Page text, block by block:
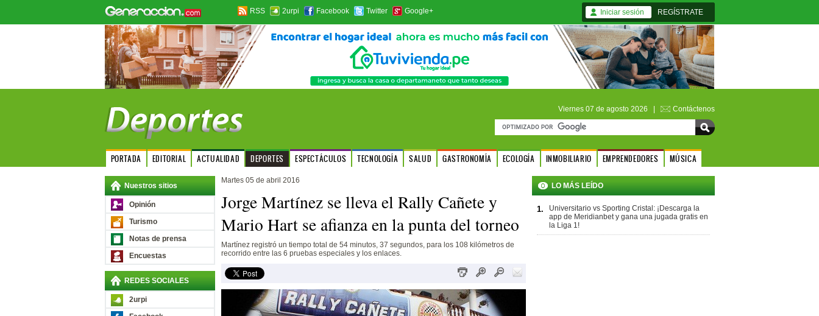
RSS 2urpi Facebook Twitter Google+ Iniciar sesión REGÍSTRATE
Viernes 07 de agosto 2026 | Contáctenos
PORTADA EDITORIAL ACTUALIDAD DEPORTES ESPECTÁCULOS TECNOLOGÍA SALUD GASTRONOMÍA ECOLOGÍA INMOBILIARIO EMPRENDEDORES MÚSICA
Nuestros sitios
Opinión
Turismo
Notas de prensa
Encuestas
REDES SOCIALES
2urpi
Martes 05 de abril 2016
Jorge Martínez se lleva el Rally Cañete y
Mario Hart se afianza en la punta del torneo
Martínez registró un tiempo total de 54 minutos, 37 segundos, para los 108 kilómetros de
recorrido entre las 6 pruebas especiales y los enlaces.
LO MÁS LEÍDO
1.
Universitario vs Sporting Cristal: ¡Descarga la
app de Meridianbet y gana una jugada gratis en
la Liga 1!